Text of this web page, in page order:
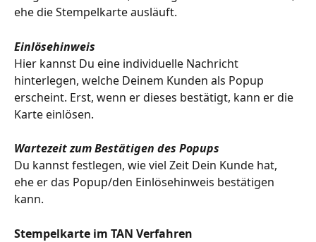
ehe die Stempelkarte ausläuft.
Einlösehinweis
Hier kannst Du eine individuelle Nachricht
hinterlegen, welche Deinem Kunden als Popup
erscheint. Erst, wenn er dieses bestätigt, kann er die
Karte einlösen.
Wartezeit zum Bestätigen des Popups
Du kannst festlegen, wie viel Zeit Dein Kunde hat,
ehe er das Popup/den Einlösehinweis bestätigen
kann.
Stempelkarte im TAN Verfahren